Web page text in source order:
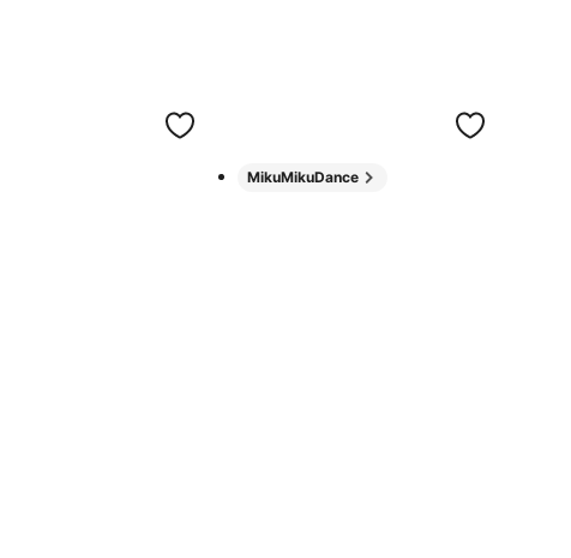
MikuMikuDance